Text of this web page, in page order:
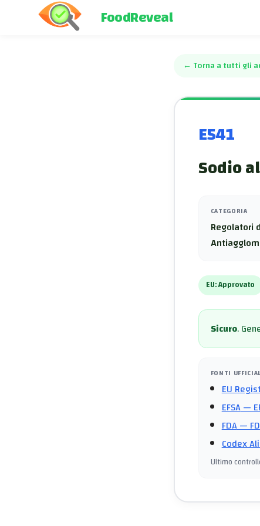
FoodReveal
← Torna a tutti gli
E541
Sodio
CATEGORIA
Regolatori
EU:Approvato
Sicuro.
FONTI
EU
EFSA—
FDA—
Codex
Ultimo